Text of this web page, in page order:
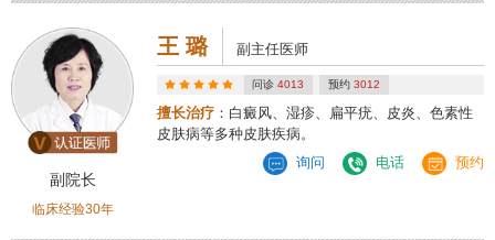
副院长
临床经验30年
王 璐 副主任医师
问诊4013 预约 3012
擅长治疗 ：白癜风、湿疹、扁平疣、皮炎、色素性
皮肤病等多种皮肤疾病。
询问
电话 预约